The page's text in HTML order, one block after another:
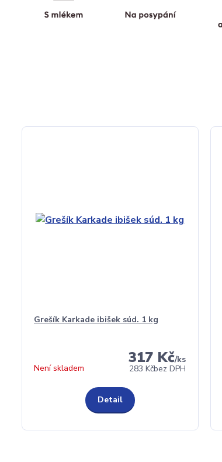
Grešík Karkade ibišek súd. 1 kg
317 Kč/ks
283 Kčbez DPH
Není skladem
Detail